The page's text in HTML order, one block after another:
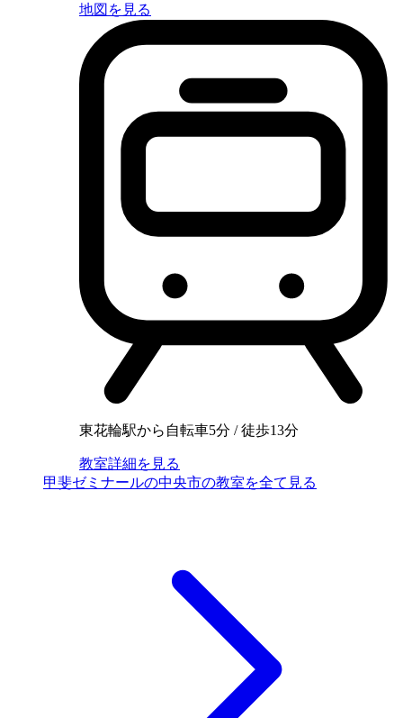
地図を見る
東花輪駅から自転車5分 / 徒歩13分
教室詳細を見る
甲斐ゼミナールの中央市の教室を全て見る